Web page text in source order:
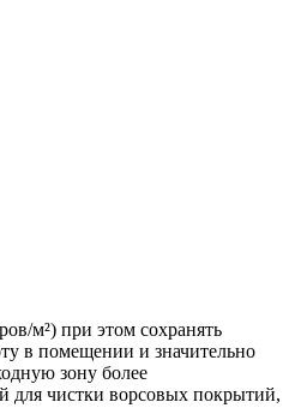
м²) при этом сохранять
в помещении и значительно
зону более
чистки ворсовых покрытий,